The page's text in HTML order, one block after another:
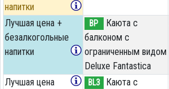
напитки
Лучшая цена +
безалкогольные
напитки
BP
Каюта с
балконом c
ограниченным видом
Deluxe Fantastica
Лучшая цена BL3
Каюта с